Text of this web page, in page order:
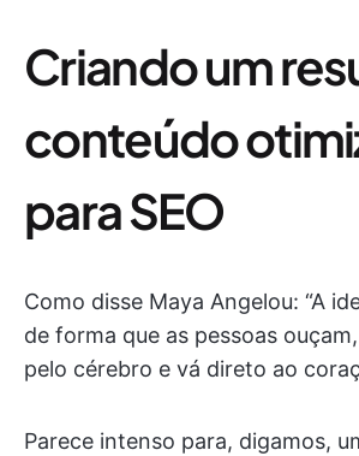
Criando um
conteúdo
para SEO
Como disse Maya Angelou: “A
de forma que as pessoas
pelo cérebro e vá direto ao
Parece intenso para, digamos,